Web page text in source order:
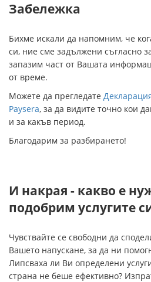
Забележка
Бихме искали да напомним, че
си, ние сме задължени съгласно
запазим част от Вашата
от време.
Можете да прегледате
Paysera, за да видите точно кои
и за какъв период.
Благодарим за разбирането!
И накрая - какво е
подобрим услугите
Чувствайте се свободни да
Вашето напускане, за да ни
Липсваха ли Ви определени
страна не беше ефективно?